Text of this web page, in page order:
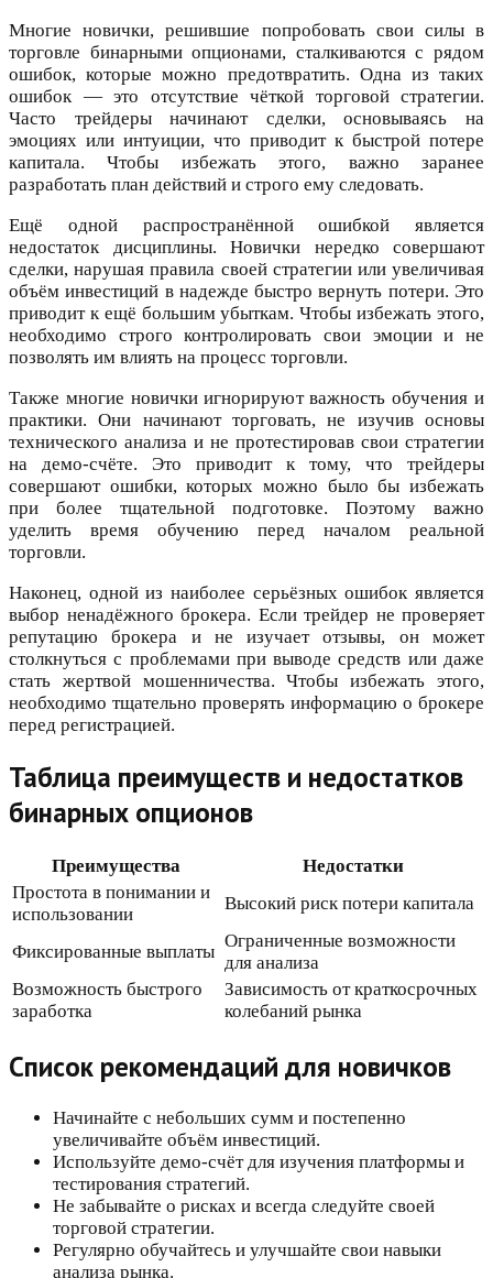
Многие новички, решившие попробовать свои силы в
торговле бинарными опционами, сталкиваются с рядом
ошибок, которые можно предотвратить. Одна из таких
ошибок — это отсутствие чёткой торговой стратегии.
Часто трейдеры начинают сделки, основываясь на
эмоциях или интуиции, что приводит к быстрой потере
капитала. Чтобы избежать этого, важно заранее
разработать план действий и строго ему следовать.
Ещё одной распространённой ошибкой является
недостаток дисциплины. Новички нередко совершают
сделки, нарушая правила своей стратегии или увеличивая
объём инвестиций в надежде быстро вернуть потери. Это
приводит к ещё большим убыткам. Чтобы избежать этого,
необходимо строго контролировать свои эмоции и не
позволять им влиять на процесс торговли.
Также многие новички игнорируют важность обучения и
практики. Они начинают торговать, не изучив основы
технического анализа и не протестировав свои стратегии
на демо-счёте. Это приводит к тому, что трейдеры
совершают ошибки, которых можно было бы избежать
при более тщательной подготовке. Поэтому важно
уделить время обучению перед началом реальной
торговли.
Наконец, одной из наиболее серьёзных ошибок является
выбор ненадёжного брокера. Если трейдер не проверяет
репутацию брокера и не изучает отзывы, он может
столкнуться с проблемами при выводе средств или даже
стать жертвой мошенничества. Чтобы избежать этого,
необходимо тщательно проверять информацию о брокере
перед регистрацией.
Таблица преимуществ и недостатков
бинарных опционов
Преимущества
Недостатки
Простота в понимании и
использовании
Высокий риск потери капитала
Фиксированные выплаты
Ограниченные возможности
для анализа
Возможность быстрого
заработка
Зависимость от краткосрочных
колебаний рынка
Список рекомендаций для новичков
Начинайте с небольших сумм и постепенно
увеличивайте объём инвестиций.
Используйте демо-счёт для изучения платформы и
тестирования стратегий.
Не забывайте о рисках и всегда следуйте своей
торговой стратегии.
Регулярно обучайтесь и улучшайте свои навыки
анализа рынка.